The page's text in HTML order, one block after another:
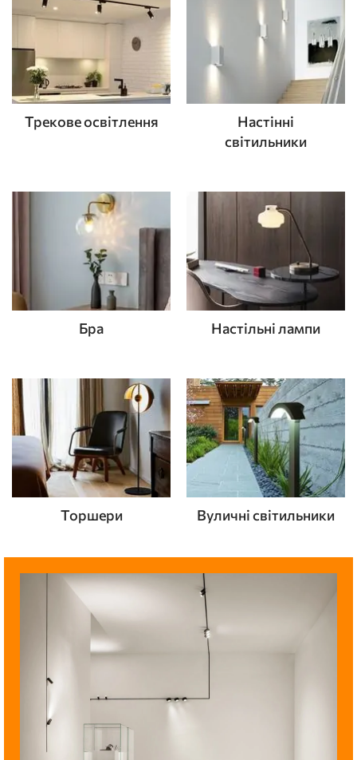
Трекове освітлення
Настінні
світильники
Бра Настільні лампи
Торшери Вуличні світильники